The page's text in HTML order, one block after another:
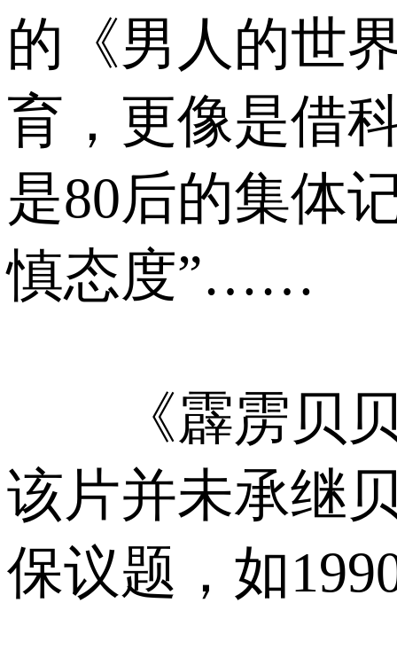
的《男人的世
育，更像是借
是80后的集体
慎态度”……
《霹雳贝贝
该片并未承继
保议题，如